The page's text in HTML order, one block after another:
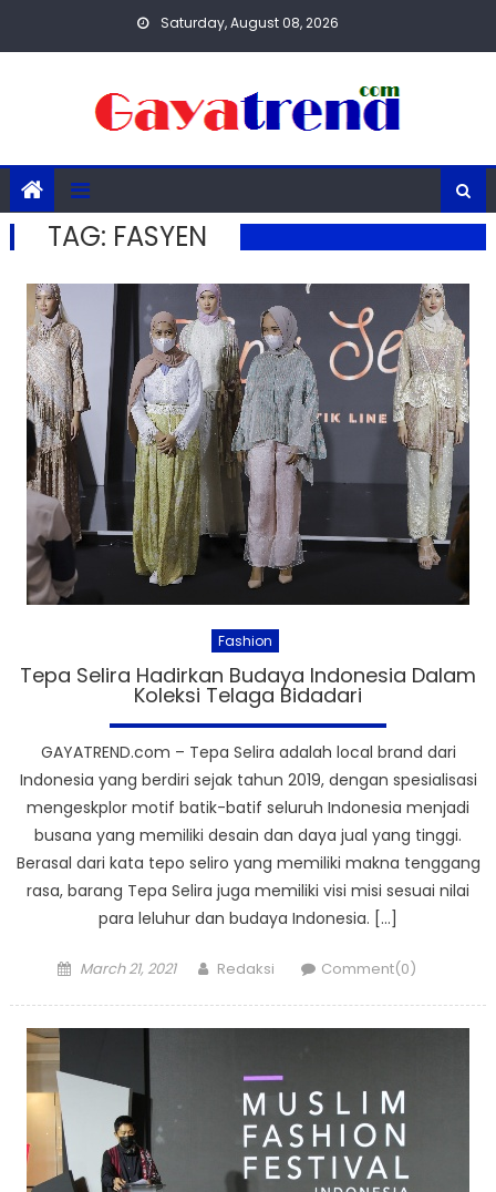
Saturday, August 08, 2026
TAG: FASYEN
Fashion
Tepa Selira Hadirkan Budaya Indonesia Dalam
Koleksi Telaga Bidadari
GAYATREND.com – Tepa Selira adalah local brand dari
Indonesia yang berdiri sejak tahun 2019, dengan spesialisasi
mengeskplor motif batik-batif seluruh Indonesia menjadi
busana yang memiliki desain dan daya jual yang tinggi.
Berasal dari kata tepo seliro yang memiliki makna tenggang
rasa, barang Tepa Selira juga memiliki visi misi sesuai nilai
para leluhur dan budaya Indonesia. […]
Posted
March 21, 2021 Author
Redaksi Comment(0)